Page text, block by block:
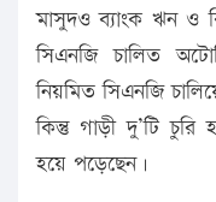
মাসুদও ব্যাংক ঋন ও
সিএনজি চালিত
নিয়মিত সিএনজি
কিন্তু গাড়ী দু’টি
হয়ে পড়েছেন।